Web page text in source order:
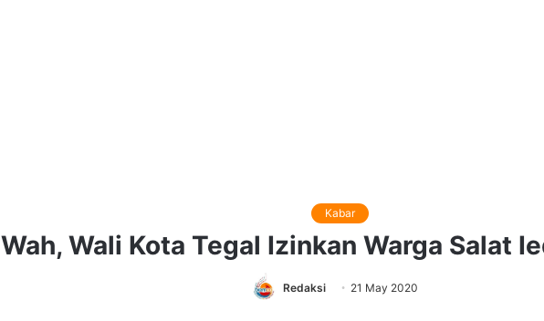
Kabar
Wah, Wali Kota Tegal Izinkan Warga Salat
Redaksi 21 May 2020